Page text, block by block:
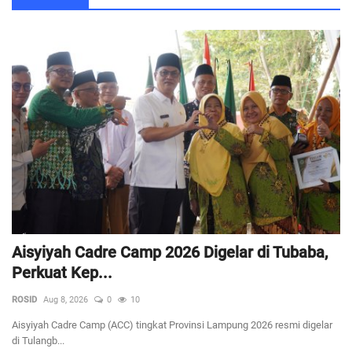
Aisyiyah Cadre Camp 2026 Digelar di Tubaba,
Perkuat Kep...
ROSID Aug 8, 2026 0 10
Aisyiyah Cadre Camp (ACC) tingkat Provinsi Lampung 2026 resmi digelar
di Tulangb...